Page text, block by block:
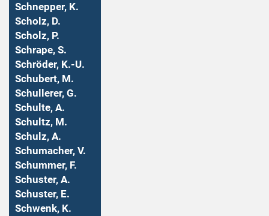
Schnepper, K.
Scholz, D.
Scholz, P.
Schrape, S.
Schröder, K.-U.
Schubert, M.
Schullerer, G.
Schulte, A.
Schultz, M.
Schulz, A.
Schumacher, V.
Schummer, F.
Schuster, A.
Schuster, E.
Schwenk, K.